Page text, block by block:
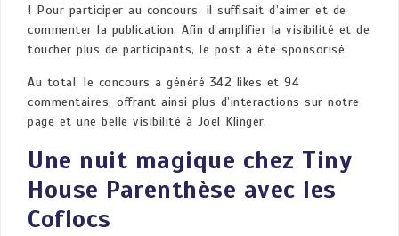
! Pour participer au concours, il suffisait d’aimer et de
commenter la publication. Afin d’amplifier la visibilité et de
toucher plus de participants, le post a été sponsorisé.
Au total, le concours a généré 342 likes et 94
commentaires, offrant ainsi plus d’interactions sur notre
page et une belle visibilité à Joël Klinger.
Une nuit magique chez Tiny
House Parenthèse avec les
Coflocs